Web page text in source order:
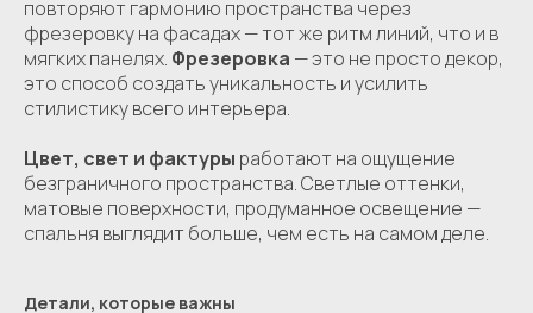
повторяют гармонию пространства через
фрезеровку на фасадах — тот же ритм линий, что и в
мягких панелях. Фрезеровка — это не просто декор,
это способ создать уникальность и усилить
стилистику всего интерьера.
Цвет, свет и фактуры работают на ощущение
безграничного пространства. Светлые оттенки,
матовые поверхности, продуманное освещение —
спальня выглядит больше, чем есть на самом деле.
Детали, которые важны